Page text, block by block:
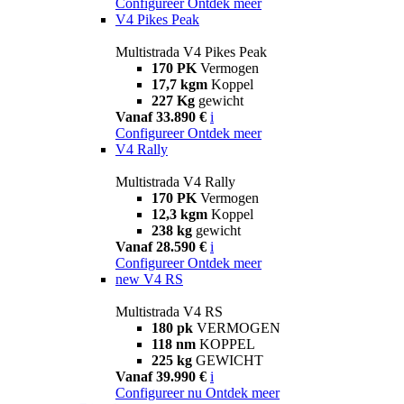
V4 Pikes Peak
Multistrada V4 Pikes Peak
170 PK Vermogen
17,7 kgm Koppel
227 Kg gewicht
Vanaf 33.890 € i
Configureer Ontdek meer
V4 Rally
Multistrada V4 Rally
170 PK Vermogen
12,3 kgm Koppel
238 kg gewicht
Vanaf 28.590 € i
Configureer Ontdek meer
new V4 RS
Multistrada V4 RS
180 pk VERMOGEN
118 nm KOPPEL
225 kg GEWICHT
Vanaf 39.990 € i
Configureer nu Ontdek meer